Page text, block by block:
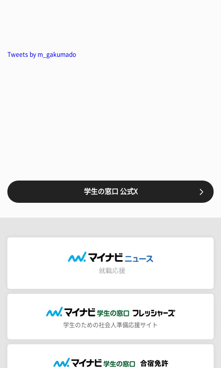
Tweets by m_gakumado
学生の窓口 公式X
学生のための社会人準備応援サイト